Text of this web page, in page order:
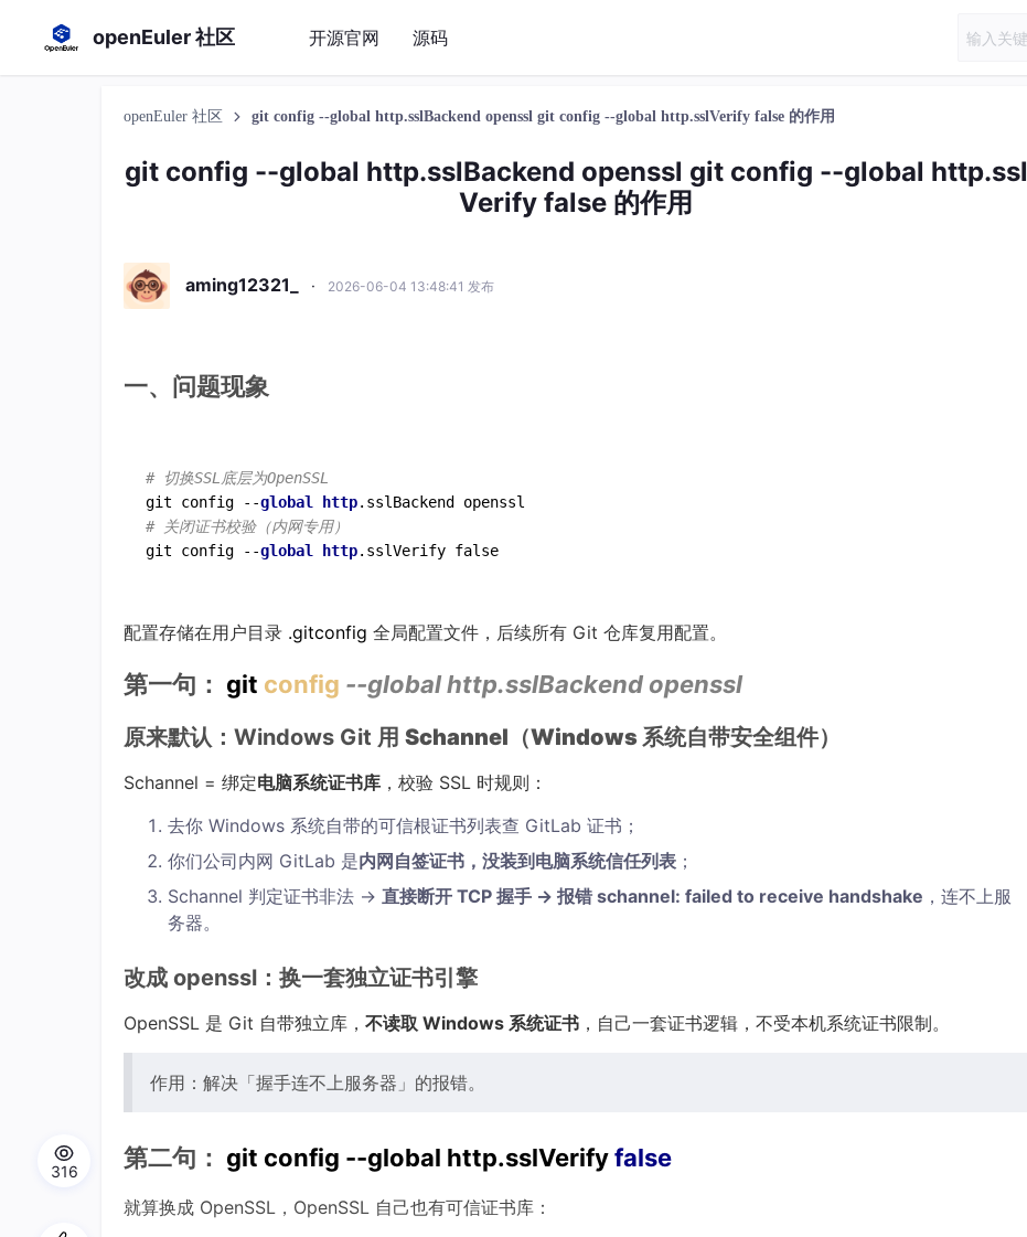
openEuler 社区 开源官网 源码
openEuler 社区 git config --global http.sslBackend openssl git config --global http.sslVerify false 的作用
git config --global http.sslBackend openssl git config --global http.ssl
Verify false 的作用
aming12321_ · 2026-06-04 13:48:41 发布
一、问题现象
# 切换SSL底层为OpenSSL
git config --global http
# 关闭证书校验（内网专用）
git config --global http
配置存储在用户目录 .gitconfig 全局配置文件，后续所有 Git 仓库复用配置。
第一句： git config --global http.sslBackend openssl
原来默认：Windows Git 用 Schannel（Windows 系统自带安全组件）
Schannel = 绑定电脑系统证书库 ，校验 SSL 时规则：
去你 Windows 系统自带的可信根证书列表查 GitLab 证书；
你们公司内网 GitLab 是内网自签证书，没装到电脑系统信任列表 ；
Schannel 判定证书非法 → 直接断开 TCP 握手 → 报错 schannel: failed to receive handshake ，连不上服
务器。
改成 openssl：换一套独立证书引擎
OpenSSL 是 Git 自带独立库， 不读取 Windows 系统证书 ，自己一套证书逻辑，不受本机系统证书限制。
作用：解决「握手连不上服务器」的报错。
第二句： git config --global http.sslVerifyfalse
就算换成 OpenSSL，OpenSSL 自己也有可信证书库：
316